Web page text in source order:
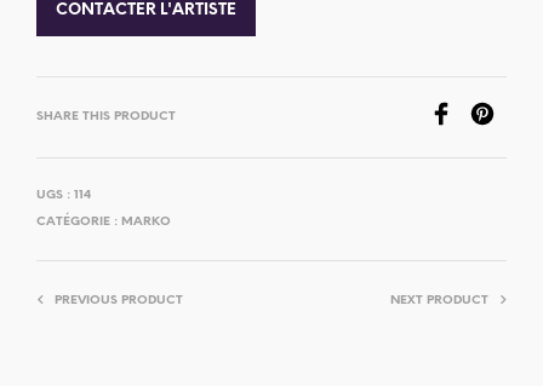
CONTACTER L'ARTISTE
SHARE THIS PRODUCT
UGS : 114
CATÉGORIE : MARKO
PREVIOUS PRODUCT NEXT PRODUCT